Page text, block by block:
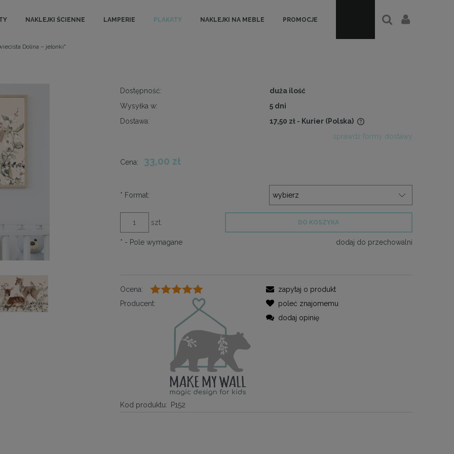
NAKLEJKI ŚCIENNE LAMPERIE PLAKATY NAKLEJKI NA MEBLE PROMOCJE
Dolina – jelonki"
Dostępność:
duża ilość
Wysyłka w:
5 dni
Dostawa:
17,50 zł - Kurier (Polska)
sprawdź formy dostawy
Cena: 33,00 zł
* Format:
szt. DO KOSZYKA
dodaj do przechowalni
* - Pole wymagane
Ocena:
Producent:
Kod produktu: P152
zapytaj o produkt
poleć znajomemu
dodaj opinię